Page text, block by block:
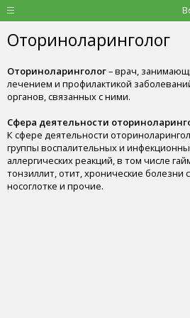
Оториноларинголог
Оториноларинголог– врач,
лечением и профилактикой
органов, связанных с ними.
Сфера деятельности
К сфере деятельности
группы воспалительных и
аллергических реакций, в том числе
тонзиллит, отит, хронические болезни
носоглотке и прочие.